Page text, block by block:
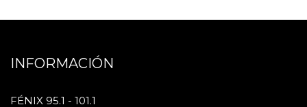
INFORMACIÓN
FÉNIX 95.1 - 101.1